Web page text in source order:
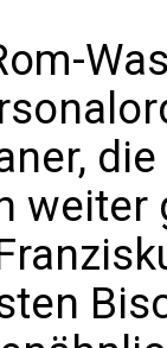
weiter